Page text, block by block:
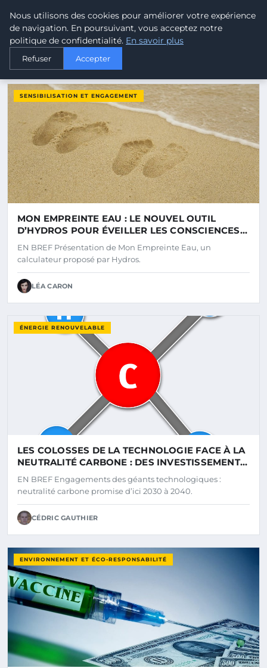
Malta Climate - Le climat
MALTA CLIMATE
DERNIERS ARTICLES
SENSIBILISATION ET ENGAGEMENT
MON EMPREINTE EAU : LE NOUVEL OUTIL
D’HYDROS POUR ÉVEILLER LES CONSCIENCES
SUR LA GESTION DE L’EAU
EN BREF Présentation de Mon Empreinte Eau, un
calculateur proposé par Hydros.
LÉA CARON
ÉNERGIE RENOUVELABLE
LES COLOSSES DE LA TECHNOLOGIE FACE À LA
NEUTRALITÉ CARBONE : DES INVESTISSEMENTS
PROBANTS DANS LES ÉNERGIES
RENOUVELABLES MAIS DES DÉFIS RESTENT À
RELEVER
EN BREF Engagements des géants technologiques :
neutralité carbone promise d’ici 2030 à 2040.
CÉDRIC GAUTHIER
ENVIRONNEMENT ET ÉCO-RESPONSABILITÉ
Nous utilisons des cookies pour améliorer votre expérience
de navigation. En poursuivant, vous acceptez notre
politique de confidentialité. En savoir plus
Refuser Accepter